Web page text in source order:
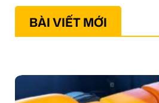
BÀI VIẾT MỚI